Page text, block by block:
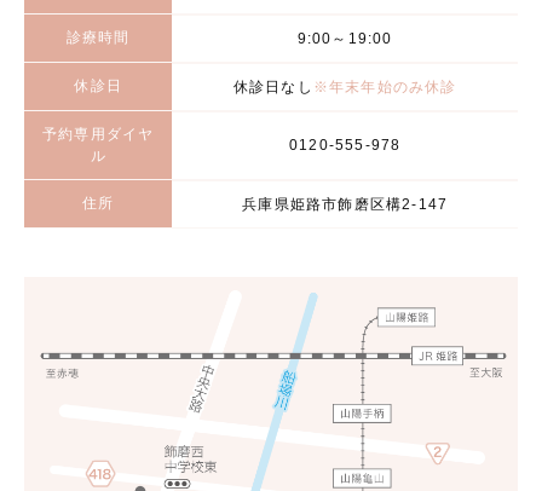
診療時間 9:00～19:00
休診日 休診日なし ※年末年始のみ休診
予約専用ダイヤ
ル
0120-555-978
住所 兵庫県姫路市飾磨区構2-147